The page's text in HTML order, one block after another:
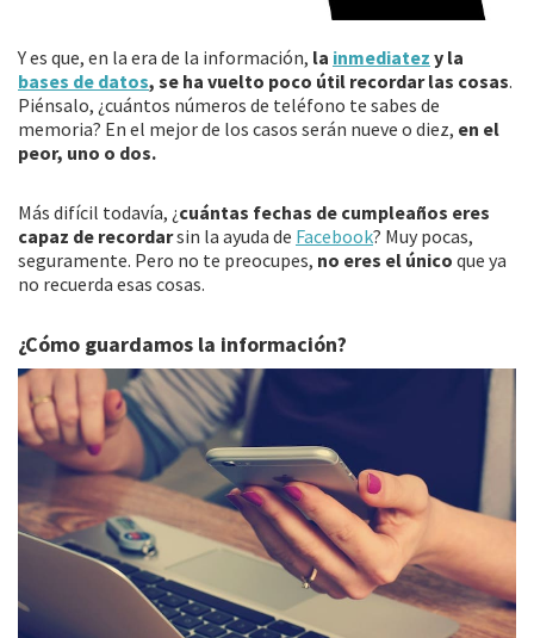
Y es que, en la era de la información, la inmediatez y la
bases de datos, se ha vuelto poco útil recordar las cosas.
Piénsalo, ¿cuántos números de teléfono te sabes de
memoria? En el mejor de los casos serán nueve o diez, en el
peor, uno o dos.
Más difícil todavía, ¿cuántas fechas de cumpleaños eres
capaz de recordarsin la ayuda de Facebook? Muy pocas,
seguramente. Pero no te preocupes, no eres el único que ya
no recuerda esas cosas.
¿Cómo guardamos la información?